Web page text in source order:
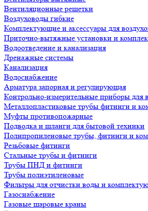
Вентиляционные решетки
Воздуховоды гибкие
Комплектующие и аксессуары для
Приточно-вытяжные установки и
Водоотведение и канализация
Дренажные системы
Канализация
Водоснабжение
Арматура запорная и регулирующая
Контрольно-измерительные приборы для
Металлопластиковые трубы фитинги и
Муфты противопожарные
Подводка и шланги для бытовой техники
Полипропиленовые трубы, фитинги и
Резьбовые фитинги
Стальные трубы и фитинги
Трубы ПНД и фитинги
Трубы полиэтиленовые
Фильтры для отчистки воды и
Газоснабжение
Газовые шаровые краны